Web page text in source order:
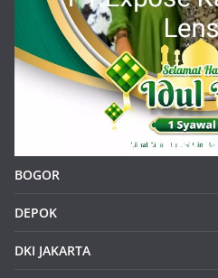
BOGOR
DEPOK
DKI JAKARTA